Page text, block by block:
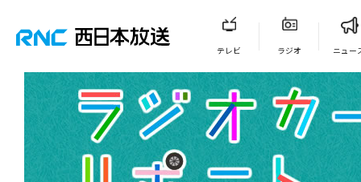
テレビ ラジオ ニュー